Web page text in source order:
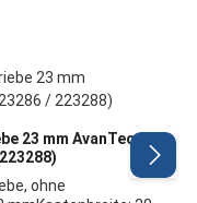
23 mm AvanTec,
ohne